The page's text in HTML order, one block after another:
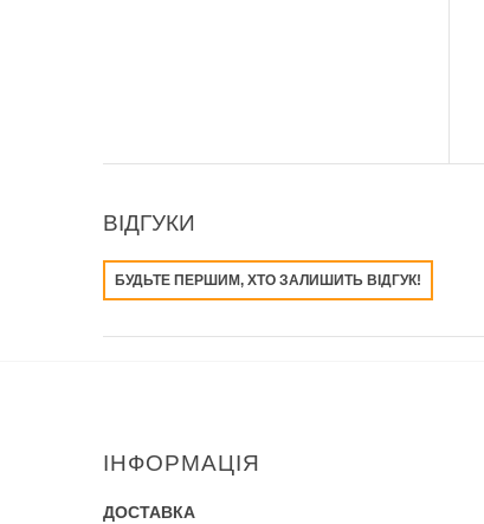
ВІДГУКИ
БУДЬТЕ ПЕРШИМ, ХТО ЗАЛИШИТЬ ВІДГУК!
ІНФОРМАЦІЯ
ДОСТАВКА